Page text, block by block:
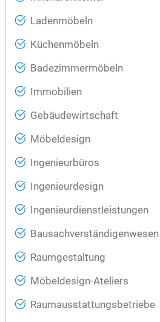
Ladenmöbeln
Küchenmöbeln
Badezimmermöbeln
Immobilien
Gebäudewirtschaft
Möbeldesign
Ingenieurbüros
Ingenieurdesign
Ingenieurdienstleistungen
Bausachverständigenwesen
Raumgestaltung
Möbeldesign-Ateliers
Raumausstattungsbetriebe